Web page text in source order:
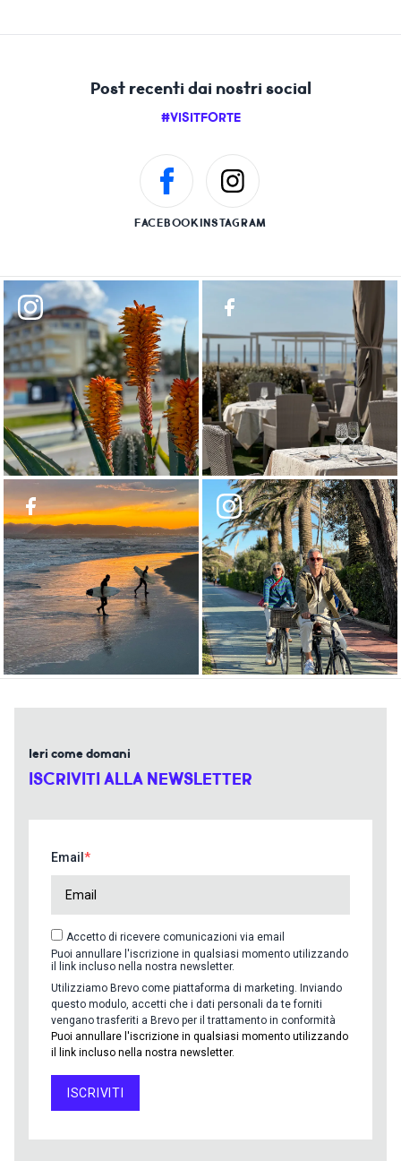
Post recenti dai nostri social
#VISITFORTE
FACEBOOKINSTAGRAM
Ieri come domani
ISCRIVITI ALLA NEWSLETTER
Email
Accetto di ricevere comunicazioni via email
Puoi annullare l'iscrizione in qualsiasi momento utilizzando
il link incluso nella nostra newsletter.
Utilizziamo Brevo come piattaforma di marketing. Inviando
questo modulo, accetti che i dati personali da te forniti
vengano trasferiti a Brevo per il trattamento in conformità
Puoi annullare l'iscrizione in qualsiasi momento utilizzando
il link incluso nella nostra newsletter.
ISCRIVITI